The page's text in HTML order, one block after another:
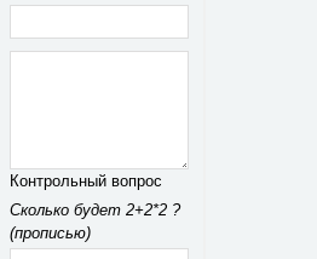
Контрольный вопрос
Сколько будет 2+2*2 ?
(прописью)